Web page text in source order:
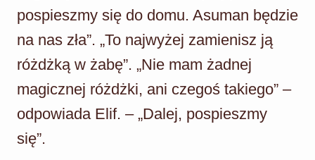
pospieszmy się do domu. Asuman będzie
na nas zła”. „To najwyżej zamienisz ją
różdżką w żabę”. „Nie mam żadnej
magicznej różdżki, ani czegoś takiego” –
odpowiada Elif. – „Dalej, pospieszmy
się”.